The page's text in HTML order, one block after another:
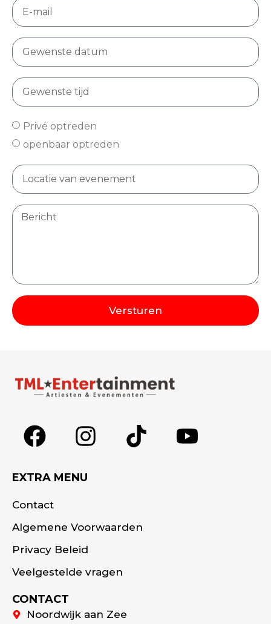
Privé optreden
openbaar optreden
Versturen
EXTRA MENU
Contact
Algemene Voorwaarden
Privacy Beleid
Veelgestelde vragen
CONTACT
Noordwijk aan Zee